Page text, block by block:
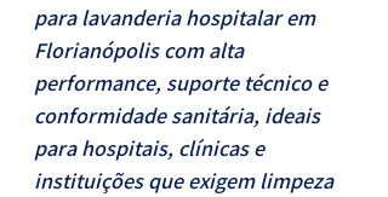
para lavanderia hospitalar em
Florianópolis com alta
performance, suporte técnico e
conformidade sanitária, ideais
para hospitais, clínicas e
instituições que exigem limpeza